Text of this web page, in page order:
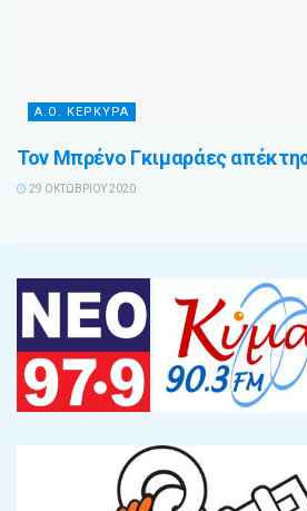
Α.Ο. ΚΕΡΚΥΡΑ
Τον Μπρένο Γκιμαράες
29 ΟΚΤΩΒΡΊΟΥ 2020